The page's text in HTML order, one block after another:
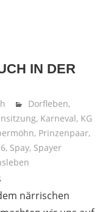
IN DER
Dorfleben,
, Karneval, KG
, Prinzenpaar,
, Spay, Spayer
närrischen